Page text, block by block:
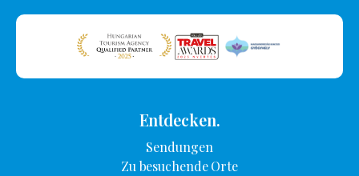
Entdecken.
Sendungen
Zu besuchende Orte